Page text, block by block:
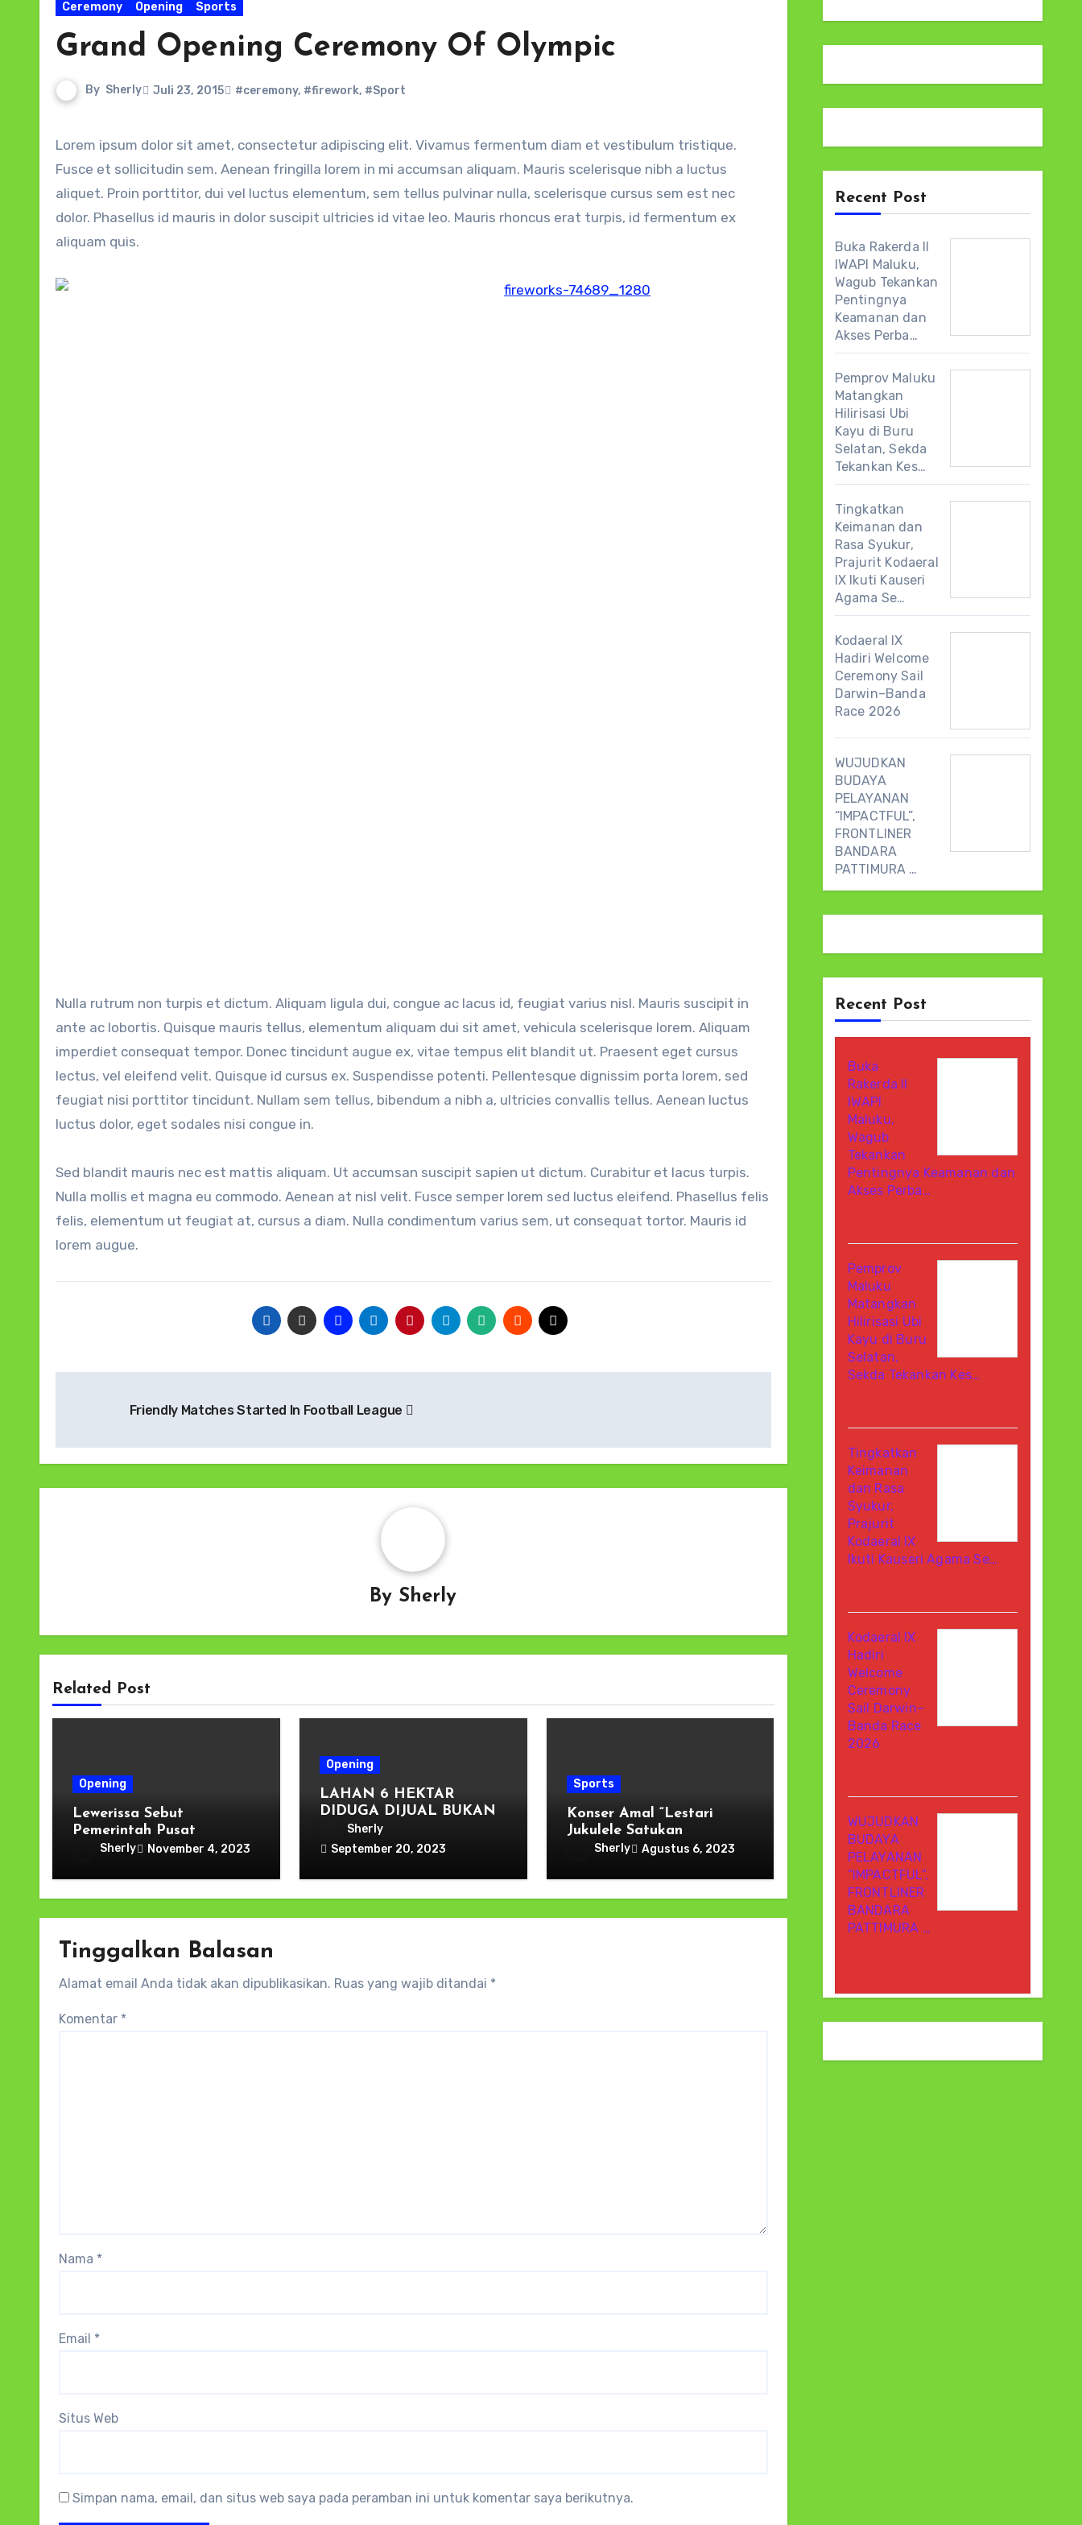
Ceremony Opening Sports
Grand Opening Ceremony Of Olympic
By Sherly Juli 23, 2015 #ceremony, #firework, #Sport
Lorem ipsum dolor sit amet, consectetur adipiscing elit. Vivamus fermentum diam et vestibulum tristique.
Fusce et sollicitudin sem. Aenean fringilla lorem in mi accumsan aliquam. Mauris scelerisque nibh a luctus
aliquet. Proin porttitor, dui vel luctus elementum, sem tellus pulvinar nulla, scelerisque cursus sem est nec
dolor. Phasellus id mauris in dolor suscipit ultricies id vitae leo. Mauris rhoncus erat turpis, id fermentum ex
aliquam quis.
Nulla rutrum non turpis et dictum. Aliquam ligula dui, congue ac lacus id, feugiat varius nisl. Mauris suscipit in
ante ac lobortis. Quisque mauris tellus, elementum aliquam dui sit amet, vehicula scelerisque lorem. Aliquam
imperdiet consequat tempor. Donec tincidunt augue ex, vitae tempus elit blandit ut. Praesent eget cursus
lectus, vel eleifend velit. Quisque id cursus ex. Suspendisse potenti. Pellentesque dignissim porta lorem, sed
feugiat nisi porttitor tincidunt. Nullam sem tellus, bibendum a nibh a, ultricies convallis tellus. Aenean luctus
luctus dolor, eget sodales nisi congue in.
Sed blandit mauris nec est mattis aliquam. Ut accumsan suscipit sapien ut dictum. Curabitur et lacus turpis.
Nulla mollis et magna eu commodo. Aenean at nisl velit. Fusce semper lorem sed luctus eleifend. Phasellus felis
felis, elementum ut feugiat at, cursus a diam. Nulla condimentum varius sem, ut consequat tortor. Mauris id
lorem augue.
Friendly Matches Started In Football League
By Sherly
Related Post
Opening
Lewerissa Sebut
Pemerintah Pusat
Canangkan Layanan
Maksumal
Sherly November 4, 2023
Opening
LAHAN 6 HEKTAR
DIDUGA DIJUAL BUKAN
DIKONTRAK,SINYALIR
DIOTAKIN MA Cs.
Sherly
September 20, 2023
Sports
Konser Amal “Lestari
Jukulele Satukan
Perbedaan” Di Kota
Brigjen Said Latuconsina
Sherly Agustus 6, 2023
Tinggalkan Balasan
Alamat email Anda tidak akan dipublikasikan. Ruas yang wajib ditandai *
Komentar *
Nama *
Email *
Situs Web
Simpan nama, email, dan situs web saya pada peramban ini untuk komentar saya berikutnya.
Recent Post
Buka Rakerda II
IWAPI Maluku,
Wagub Tekankan
Pentingnya
Keamanan dan
Akses Perba…
Pemprov Maluku
Matangkan
Hilirisasi Ubi
Kayu di Buru
Selatan, Sekda
Tekankan Kes…
Tingkatkan
Keimanan dan
Rasa Syukur,
Prajurit Kodaeral
IX Ikuti Kauseri
Agama Se…
Kodaeral IX
Hadiri Welcome
Ceremony Sail
Darwin–Banda
Race 2026
WUJUDKAN
BUDAYA
PELAYANAN
“IMPACTFUL”,
FRONTLINER
BANDARA
PATTIMURA …
Recent Post
Buka
Rakerda II
IWAPI
Maluku,
Wagub
Tekankan
Pentingnya Keamanan dan
Akses Perba…
Pemprov
Maluku
Matangkan
Hilirisasi Ubi
Kayu di Buru
Selatan,
Sekda Tekankan Kes…
Tingkatkan
Keimanan
dan Rasa
Syukur,
Prajurit
Kodaeral IX
Ikuti Kauseri Agama Se…
Kodaeral IX
Hadiri
Welcome
Ceremony
Sail Darwin–
Banda Race
2026
WUJUDKAN
BUDAYA
PELAYANAN
“IMPACTFUL”,
FRONTLINER
BANDARA
PATTIMURA …